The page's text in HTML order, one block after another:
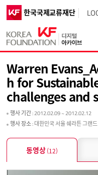
한국국제교류재단
Warren
h for
challenges and
행사 기간: 2012.02.09 ~ 2012.02.12
행사 장소: 대한민국 서울 쉐라튼 그랜
동영상(12)